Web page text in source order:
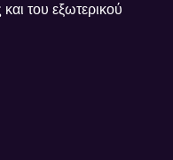
του εξωτερικού